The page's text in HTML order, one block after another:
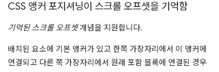
CSS 앵커 포지셔닝이 스크롤 오프셋을 기억함
기억된 스크롤 오프셋개념을 지원합니다.
배치된 요소에 기본 앵커가 있고 한쪽 가장자리에서 이 앵커에
연결되고 다른 쪽 가장자리에서 원래 포함 블록에 연결된 경우